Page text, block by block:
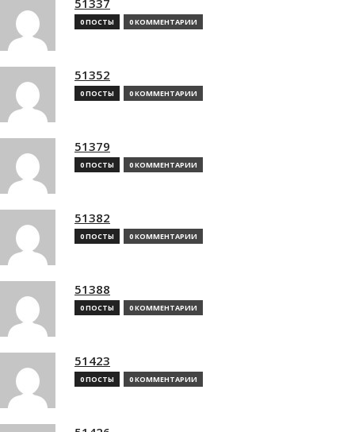
0 ПОСТЫ 0 КОММЕНТАРИИ
51352
0 ПОСТЫ 0 КОММЕНТАРИИ
51379
0 ПОСТЫ 0 КОММЕНТАРИИ
51382
0 ПОСТЫ 0 КОММЕНТАРИИ
51388
0 ПОСТЫ 0 КОММЕНТАРИИ
51423
0 ПОСТЫ 0 КОММЕНТАРИИ